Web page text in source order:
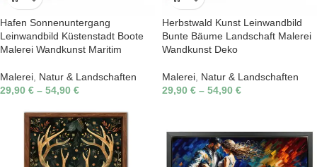
Hafen Sonnenuntergang
Leinwandbild Küstenstadt Boote
Malerei Wandkunst Maritim
Malerei Natur & Landschaften
29,90 € – 54,90 €
Herbstwald Kunst Leinwandbild
Bunte Bäume Landschaft Malerei
Wandkunst Deko
Malerei Natur & Landschaften
29,90 € – 54,90 €